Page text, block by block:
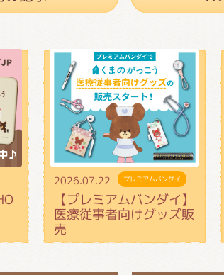
2026.07.22 プレミアムバンダイ
【プレミアムバンダイ】
医療従事者向けグッズ販
売